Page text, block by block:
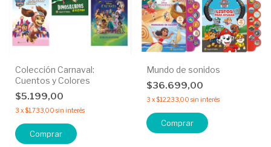
Colección Carnaval:
Cuentos y Colores
$5.199,00
3 x$1.733,00 sin interés
Comprar
Mundo de sonidos
$36.699,00
3 x$12.233,00 sin interés
Comprar